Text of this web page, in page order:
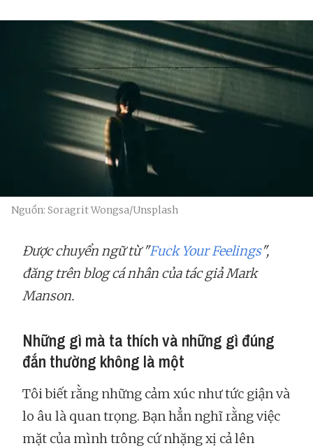
Nguồn: Soragrit Wongsa/Unsplash
Được chuyển ngữ từ "Fuck Your Feelings",
đăng trên blog cá nhân của tác giả Mark
Manson.
Những gì mà ta thích và những gì đúng
đắn thường không là một
Tôi biết rằng những cảm xúc như tức giận và
lo âu là quan trọng. Bạn hẳn nghĩ rằng việc
mặt của mình trông cứ nhặng xị cả lên